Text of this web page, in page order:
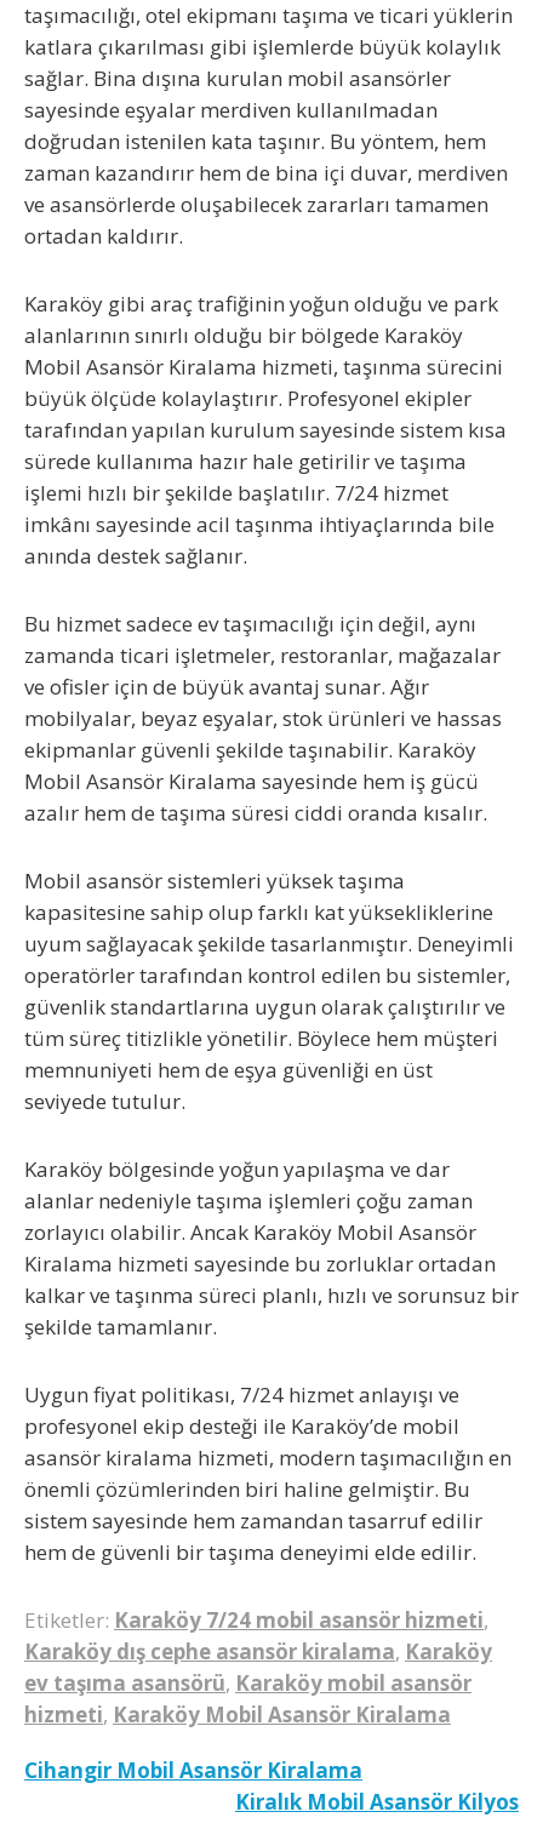
taşımacılığı, otel ekipmanı taşıma ve ticari yüklerin
katlara çıkarılması gibi işlemlerde büyük kolaylık
sağlar. Bina dışına kurulan mobil asansörler
sayesinde eşyalar merdiven kullanılmadan
doğrudan istenilen kata taşınır. Bu yöntem, hem
zaman kazandırır hem de bina içi duvar, merdiven
ve asansörlerde oluşabilecek zararları tamamen
ortadan kaldırır.
Karaköy gibi araç trafiğinin yoğun olduğu ve park
alanlarının sınırlı olduğu bir bölgede Karaköy
Mobil Asansör Kiralama hizmeti, taşınma sürecini
büyük ölçüde kolaylaştırır. Profesyonel ekipler
tarafından yapılan kurulum sayesinde sistem kısa
sürede kullanıma hazır hale getirilir ve taşıma
işlemi hızlı bir şekilde başlatılır. 7/24 hizmet
imkânı sayesinde acil taşınma ihtiyaçlarında bile
anında destek sağlanır.
Bu hizmet sadece ev taşımacılığı için değil, aynı
zamanda ticari işletmeler, restoranlar, mağazalar
ve ofisler için de büyük avantaj sunar. Ağır
mobilyalar, beyaz eşyalar, stok ürünleri ve hassas
ekipmanlar güvenli şekilde taşınabilir. Karaköy
Mobil Asansör Kiralama sayesinde hem iş gücü
azalır hem de taşıma süresi ciddi oranda kısalır.
Mobil asansör sistemleri yüksek taşıma
kapasitesine sahip olup farklı kat yüksekliklerine
uyum sağlayacak şekilde tasarlanmıştır. Deneyimli
operatörler tarafından kontrol edilen bu sistemler,
güvenlik standartlarına uygun olarak çalıştırılır ve
tüm süreç titizlikle yönetilir. Böylece hem müşteri
memnuniyeti hem de eşya güvenliği en üst
seviyede tutulur.
Karaköy bölgesinde yoğun yapılaşma ve dar
alanlar nedeniyle taşıma işlemleri çoğu zaman
zorlayıcı olabilir. Ancak Karaköy Mobil Asansör
Kiralama hizmeti sayesinde bu zorluklar ortadan
kalkar ve taşınma süreci planlı, hızlı ve sorunsuz bir
şekilde tamamlanır.
Uygun fiyat politikası, 7/24 hizmet anlayışı ve
profesyonel ekip desteği ile Karaköy’de mobil
asansör kiralama hizmeti, modern taşımacılığın en
önemli çözümlerinden biri haline gelmiştir. Bu
sistem sayesinde hem zamandan tasarruf edilir
hem de güvenli bir taşıma deneyimi elde edilir.
Etiketler: Karaköy 7/24 mobil asansör hizmeti,
Karaköy dış cephe asansör kiralama, Karaköy
ev taşıma asansörü, Karaköy mobil asansör
hizmeti, Karaköy Mobil Asansör Kiralama
Yazı
Cihangir Mobil Asansör Kiralama
Kiralık Mobil Asansör Kilyos